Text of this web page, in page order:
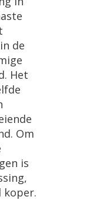
de
Het
Om
is
koper.